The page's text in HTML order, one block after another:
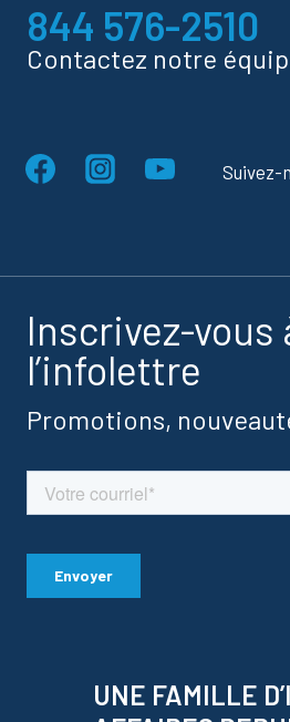
844 576-2510
Contactez notre
Suivez-
Inscrivez-vous
l’infolettre
Promotions,
UNE FAMILLE